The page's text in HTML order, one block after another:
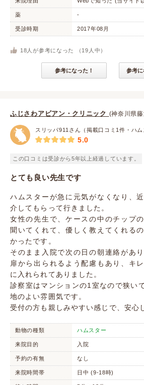
薬 -
受診時期 2017年08月
18 人が参考になった （ 19 人中）
参考になった！ 参考
ふじさわアビアン・クリニック (神奈川県
スリッパ911さん（掲載口コミ1件・ハム
5.0
この口コミは受診から5年以上経過しています。
とても良い先生です
ハムスターが急に元気がなくなり、
介してもらって行きました。
女性の先生で、ケースの中のチップ
聞いてくれて、優しく教えてくれる
かったです。
そのまま入院で次の日の朝連絡があ
扉から出られるよう配慮もあり、キ
に入れられてありました。
診察室はマンションの1室なので狭い
地のよい雰囲気です。
受付の方も親しみやすい感じで、安心
動物の種類 ハムスター
来院目的 入院
予約の有無 なし
来院時間帯 日中 (9-18時)